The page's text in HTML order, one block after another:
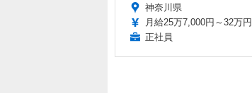
神奈川県
月給25万7,000円～32万円
正社員